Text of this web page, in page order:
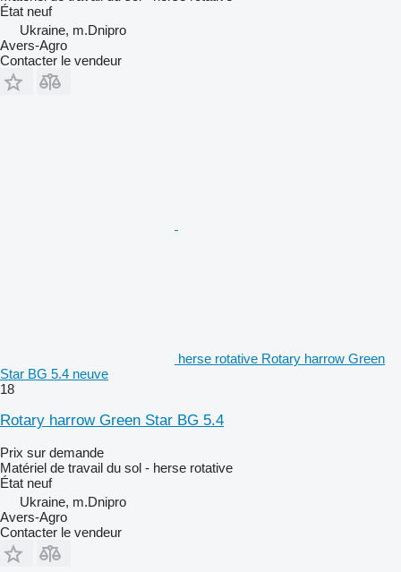
État neuf
Ukraine, m.Dnipro
Avers-Agro
Contacter le vendeur
herse rotative Rotary harrow Green
Star BG 5.4 neuve
18
Rotary harrow Green Star BG 5.4
Prix sur demande
Matériel de travail du sol - herse rotative
État neuf
Ukraine, m.Dnipro
Avers-Agro
Contacter le vendeur